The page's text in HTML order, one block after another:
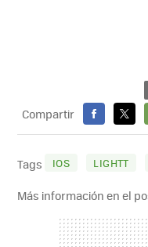
Compartir
FACEBOOK
X
Tags IOS LIGHTT
Más información en el